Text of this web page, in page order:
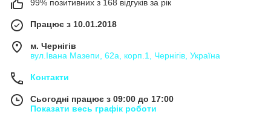
99% позитивних з 168 відгуків за рік
Працює з 10.01.2018
м. Чернігів
вул.Івана Мазепи, 62а, корп.1, Чернігів, Україна
Контакти
Сьогодні працює з 09:00 до 17:00
Показати весь графік роботи